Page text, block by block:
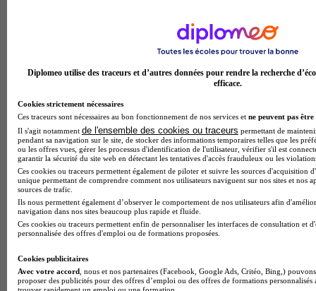
STUDI
4.7
867 avis
Pérols
Diplomeo utilise des traceurs et d’autres données pour rendre la recherche
efficace.
Cookies strictement nécessaires
Ces traceurs sont nécessaires au bon fonctionnement de nos services et ne peuvent pas être
Il s'agit notamment de l'ensemble des cookies ou traceurs permettant de
pendant sa navigation sur le site, de stocker des informations temporaires telles que les
ou les offres vues, gérer les processus d'identification de l'utilisateur, vérifier s'il est
garantir la sécurité du site web en détectant les tentatives d'accès frauduleux ou les
Ces cookies ou traceurs permettent également de piloter et suivre les sources d'acquisition
unique permettant de comprendre comment nos utilisateurs naviguent sur nos sites et nos
sources de trafic.
Ils nous permettent également d’observer le comportement de nos utilisateurs afin
navigation dans nos sites beaucoup plus rapide et fluide.
Ces cookies ou traceurs permettent enfin de personnaliser les interfaces de consultation et
personnalisée des offres d'emploi ou de formations proposées.
Cookies publicitaires
Avec votre accord , nous et nos partenaires (Facebook, Google Ads, Critéo, Bing,)
proposer des publicités pour des offres d’emploi ou des offres de formations
trouver rapidement un emploi ou une formation.